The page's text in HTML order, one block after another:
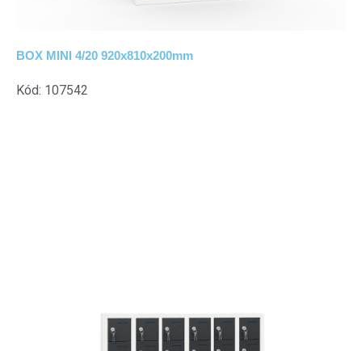
BOX MINI 4/20 920x810x200mm
Kód: 107542